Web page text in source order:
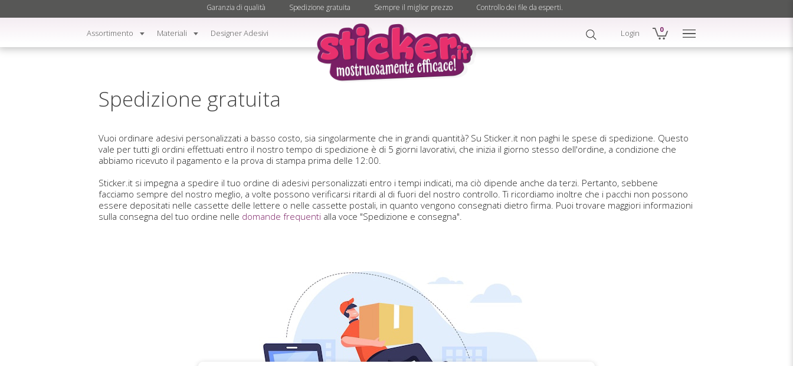
Login 0
Assortimento Materiali Designer Adesivi
Garanzia di qualità Spedizione gratuita Sempre il miglior prezzo Controllo dei file da esperti.
Spedizione gratuita
Vuoi ordinare adesivi personalizzati a basso costo, sia singolarmente che in grandi quantità? Su Sticker.it non paghi le spese di spedizione. Questo
vale per tutti gli ordini effettuati entro il nostro tempo di spedizione è di 5 giorni lavorativi, che inizia il giorno stesso dell'ordine, a condizione che
abbiamo ricevuto il pagamento e la prova di stampa prima delle 12:00.
Sticker.it si impegna a spedire il tuo ordine di adesivi personalizzati entro i tempi indicati, ma ciò dipende anche da terzi. Pertanto, sebbene
facciamo sempre del nostro meglio, a volte possono verificarsi ritardi al di fuori del nostro controllo. Ti ricordiamo inoltre che i pacchi non possono
essere depositati nelle cassette delle lettere o nelle cassette postali, in quanto vengono consegnati dietro firma. Puoi trovare maggiori informazioni
sulla consegna del tuo ordine nelle domande frequenti alla voce "Spedizione e consegna".